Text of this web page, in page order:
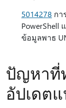
5014278 กา
PowerShell
ข้อมูลพาธ
ปัญหาที่
อัปเดต